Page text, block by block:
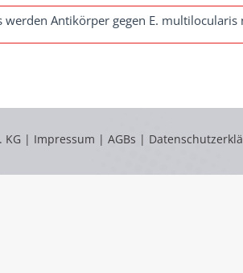
werden Antikörper gegen E. multilocularis
KG | Impressum | AGBs |